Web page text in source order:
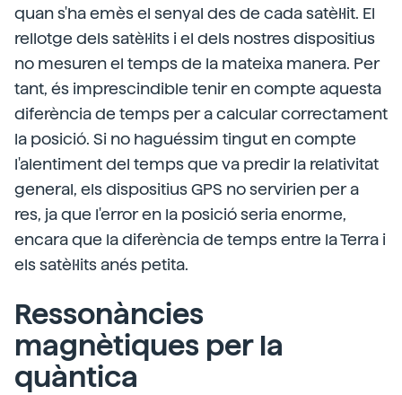
quan s'ha emès el senyal des de cada satèl·lit. El
rellotge dels satèl·lits i el dels nostres dispositius
no mesuren el temps de la mateixa manera. Per
tant, és imprescindible tenir en compte aquesta
diferència de temps per a calcular correctament
la posició. Si no haguéssim tingut en compte
l'alentiment del temps que va predir la relativitat
general, els dispositius GPS no servirien per a
res, ja que l'error en la posició seria enorme,
encara que la diferència de temps entre la Terra i
els satèl·lits anés petita.
Ressonàncies
magnètiques per la
quàntica